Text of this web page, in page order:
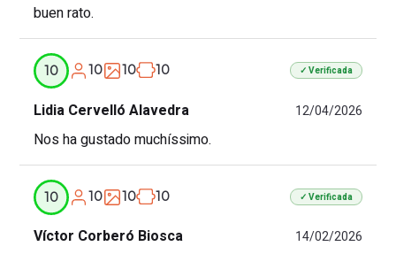
buen rato.
10 10 10 10 ✓ Verificada
Lidia Cervelló Alavedra 12/04/2026
Nos ha gustado muchíssimo.
10 10 10 10 ✓ Verificada
Víctor Corberó Biosca 14/02/2026